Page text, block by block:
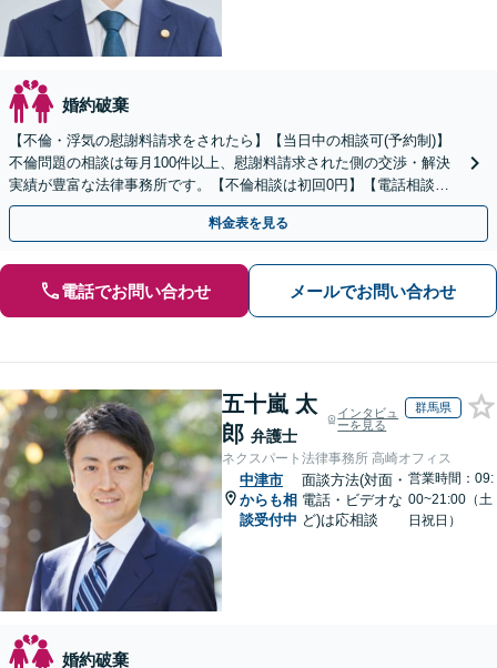
婚約破棄
【不倫・浮気の慰謝料請求をされたら】【当日中の相談可(予約制)】
不倫問題の相談は毎月100件以上、慰謝料請求された側の交渉・解決
実績が豊富な法律事務所です。【不倫相談は初回0円】【電話相談で
ご契約まで対応可/来所不要】
料金表を見る
電話でお問い合わせ メールでお問い合わせ
五十嵐 太
郎 弁護士
インタビュ
ーを見る
群馬県
ネクスパート法律事務所 高崎オフィス
中津市
からも相
談受付中
面談方法(対面・
電話・ビデオな
ど)は応相談
営業時間：09:
00~21:00（土
日祝日）
婚約破棄